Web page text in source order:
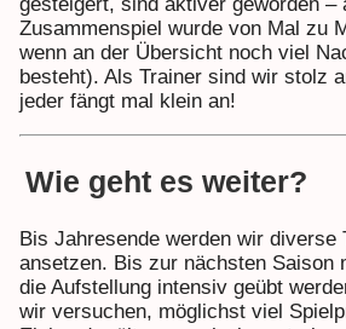
Zusammenspiel wurde von Mal zu
wenn an der Übersicht noch viel
besteht). Als Trainer sind wir stolz
jeder fängt mal klein an!
Wie geht es weiter?
Bis Jahresende werden wir diverse
ansetzen. Bis zur nächsten Saison
die Aufstellung intensiv geübt
wir versuchen, möglichst viel